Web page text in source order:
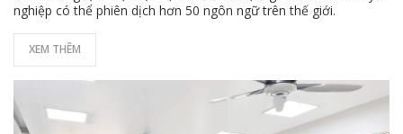
nghiệp có thể phiên dịch hơn 50 ngôn ngữ trên thế giới.
XEM THÊM